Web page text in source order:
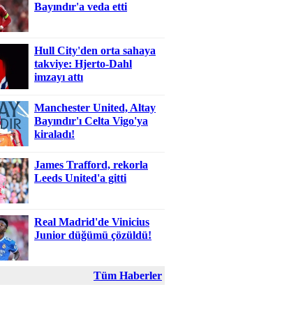
Bayındır'a veda etti
Hull City'den orta sahaya
takviye: Hjerto-Dahl
imzayı attı
Manchester United, Altay
Bayındır'ı Celta Vigo'ya
kiraladı!
James Trafford, rekorla
Leeds United'a gitti
Real Madrid'de Vinicius
Junior düğümü çözüldü!
Tüm Haberler